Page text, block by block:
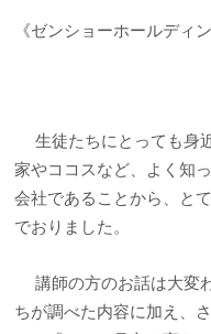
《ゼンショーホールディ
生徒たちにとっても身
家やココスなど、よく知
会社であることから、と
でおりました。
講師の方のお話は大変
ちが調べた内容に加え、